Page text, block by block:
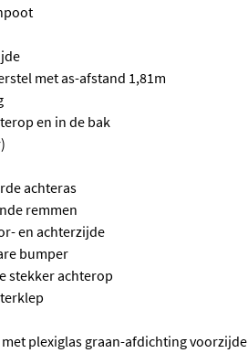
met as-afstand 1,81m
en in de bak
achteras
remmen
en achterzijde
bumper
stekker achterop
plexiglas graan-afdichting voorzijde